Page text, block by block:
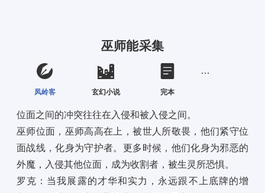
巫师能采集
凤岭客 玄幻小说 完本
位面之间的冲突往往在入侵和被入侵之间。
巫师位面，巫师高高在上，被世人所敬畏，他们紧守位
面战线，化身为守护者。更多时候，他们化身为邪恶的
外魔，入侵其他位面，成为收割者，被生灵所恐惧。
罗克：当我展露的才华和实力，永远跟不上底牌的增